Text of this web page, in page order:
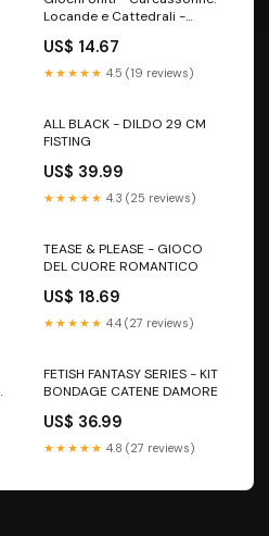
Locande e Cattedrali -
US$ 14.67
★★★★★ 4.5 (19 reviews)
ALL BLACK - DILDO 29 CM
FISTING
US$ 39.99
★★★★★ 4.3 (25 reviews)
TEASE & PLEASE - GIOCO
DEL CUORE ROMANTICO
US$ 18.69
★★★★★ 4.4 (27 reviews)
FETISH FANTASY SERIES - KIT
BONDAGE CATENE DAMORE
US$ 36.99
★★★★★ 4.8 (27 reviews)